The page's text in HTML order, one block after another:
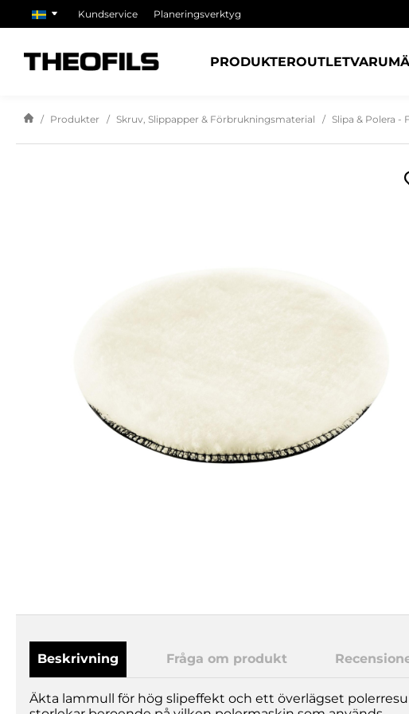
Kundservice Planeringsverktyg
PRODUKTEROUTLET
Produkter Skruv, Slippapper & Förbrukningsmaterial Slipa & Polera
Beskrivning Fråga om produkt
Äkta lammull för hög slipeffekt och ett överlägset